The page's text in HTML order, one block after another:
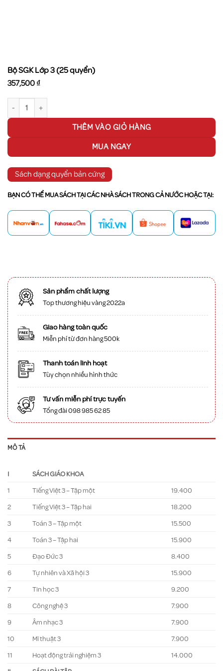
Bộ SGK Lớp 3 (25 quyển)
357,500₫
Bộ SGK Lớp 3 (25 quyển) số lượng
THÊM VÀO GIỎ HÀNG
MUA NGAY
Sách dạng quyển bản cứng
BẠN CÓ THỂ MUA SÁCH TẠI CÁC NHÀ SÁCH TRONG CẢ NƯỚC HOẶC TẠI:
Sản phẩm chất lượng
Top thương hiệu vàng 2022a
Giao hàng toàn quốc
Miễn phí từ đơn hàng 500k
Thanh toán linh hoạt
Tùy chọn nhiều hình thức
Tư vấn miễn phí trực tuyến
Tổng đài 098 985 62 85
MÔ TẢ
I
SÁCH GIÁO KHOA
1
Tiếng Việt 3 – Tập một
19.400
2
Tiếng Việt 3 – Tập hai
18.200
3
Toán 3 – Tập một
15.500
4
Toán 3 – Tập hai
15.900
5
Đạo Đức 3
8.400
6
Tự nhiên và Xã hội 3
15.900
7
Tin học 3
9.200
8
Công nghệ 3
7.900
9
Âm nhạc 3
7.900
10
Mĩ thuật 3
7.900
11
Hoạt động trải nghiệm 3
14.000